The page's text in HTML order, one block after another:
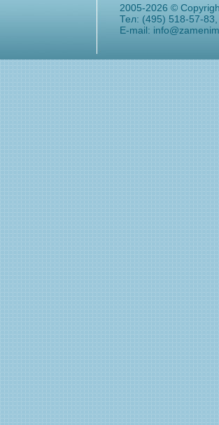
2005-2026 ©
Тел: (495) 518-57-
E-mail: